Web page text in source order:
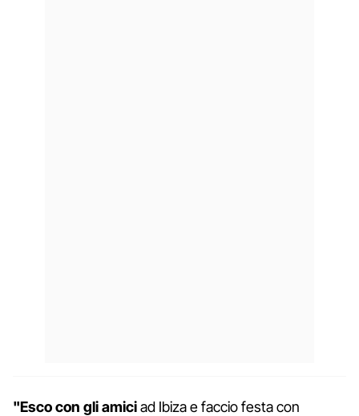
"Esco con gli amiciad Ibiza e faccio festa con